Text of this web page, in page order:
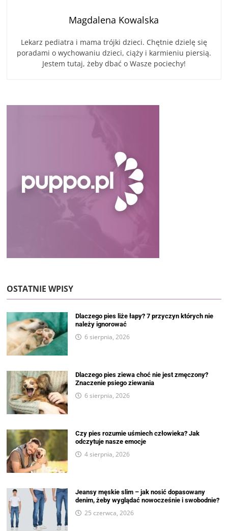
Magdalena Kowalska
Lekarz pediatra i mama trójki dzieci. Chętnie dzielę się
poradami o wychowaniu dzieci, ciąży i karmieniu piersią.
Jestem tutaj, żeby dbać o Wasze pociechy!
OSTATNIE WPISY
Dlaczego pies liże łapy? 7 przyczyn których nie
należy ignorować
6 sierpnia, 2026
Dlaczego pies ziewa choć nie jest zmęczony?
Znaczenie psiego ziewania
6 sierpnia, 2026
Czy pies rozumie uśmiech człowieka? Jak
odczytuje nasze emocje
4 sierpnia, 2026
Jeansy męskie slim – jak nosić dopasowany
denim, żeby wyglądać nowocześnie i swobodnie?
25 czerwca, 2026